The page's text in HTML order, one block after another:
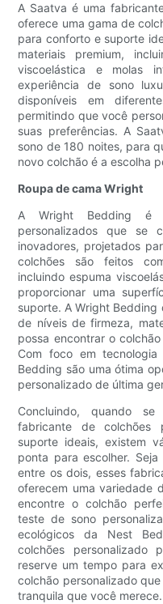
A Saatva é uma
oferece uma gama de
para conforto e suporte
materiais premium,
viscoelástica e molas
experiência de sono
disponíveis em
permitindo que você
suas preferências. A
sono de 180 noites, para
novo colchão é a escolha
Roupa de cama Wright
A Wright Bedding é
personalizados que se
inovadores, projetados
colchões são feitos
incluindo espuma
proporcionar uma
suporte. A Wright
de níveis de firmeza,
possa encontrar o
Com foco em
Bedding são uma ótima
personalizado de última
Concluindo, quando
fabricante de colchões
suporte ideais, existem
ponta para escolher.
entre os dois, esses
oferecem uma variedade
encontre o colchão
teste de sono
ecológicos da Nest
colchões personalizado
reserve um tempo para
colchão personalizado
tranquila que você merece.